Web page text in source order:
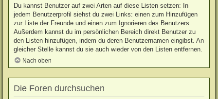
Du kannst Benutzer auf zwei Arten auf diese Listen setzen: In
jedem Benutzerprofil siehst du zwei Links: einen zum Hinzufügen
zur Liste der Freunde und einen zum Ignorieren des Benutzers.
Außerdem kannst du im persönlichen Bereich direkt Benutzer zu
den Listen hinzufügen, indem du deren Benutzernamen eingibst. An
gleicher Stelle kannst du sie auch wieder von den Listen entfernen.
Nach oben
Die Foren durchsuchen